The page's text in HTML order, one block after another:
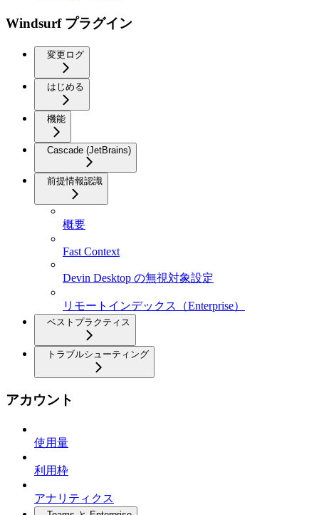
Windsurf プラグイン
変更ログ
はじめる
機能
Cascade (JetBrains)
前提情報認識
概要
Fast Context
Devin Desktop の無視対象設定
リモートインデックス（Enterprise）
ベストプラクティス
トラブルシューティング
アカウント
使用量
利用枠
アナリティクス